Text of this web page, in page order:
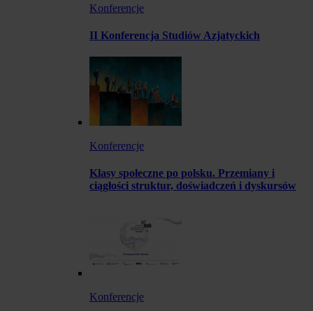
Konferencje
II Konferencja Studiów Azjatyckich
Konferencje
Klasy społeczne po polsku. Przemiany i
ciągłości struktur, doświadczeń i dyskursów
Konferencje